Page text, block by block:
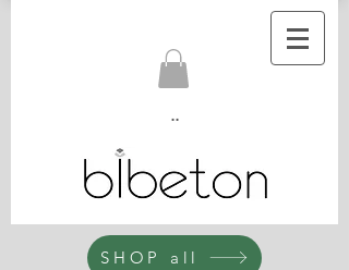
..
SHOP all